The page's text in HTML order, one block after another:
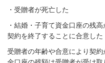
・受贈者が死亡した
・結婚・子育て資金口座の残高
契約を終了することに合意した
受贈者の年齢や合意により契